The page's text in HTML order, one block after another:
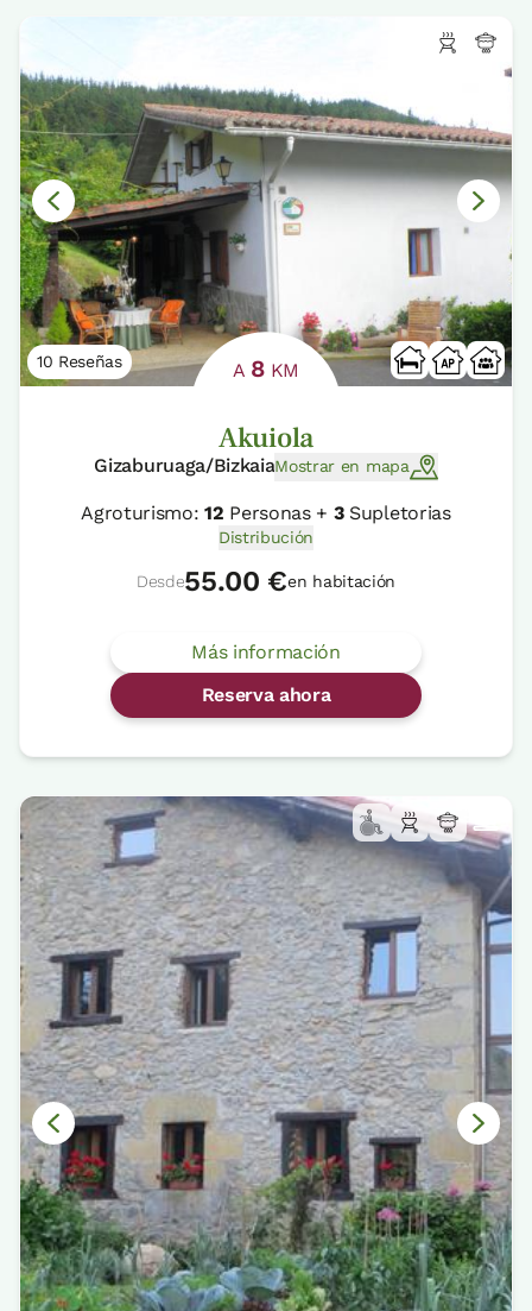
10 Reseñas A 8 KM
Akuiola
Gizaburuaga/BizkaiaMostrar en mapa
Agroturismo:12 Personas + 3Supletorias
Distribución
Desde55.00 €en habitación
Más información
Reserva ahora